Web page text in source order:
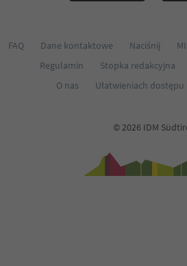
FAQ Dane kontaktowe Naciśnij
Regulamin
Stopka redakcyjna
O nas
Ułatwieniach dostępu
© 2026 IDM